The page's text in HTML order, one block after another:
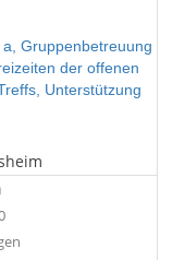
Gruppenbetreuung
der offenen
Unterstützung